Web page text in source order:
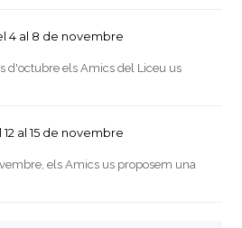
4 al 8 de novembre
d'octubre els Amics del Liceu us
al 15 de novembre
els Amics us proposem una